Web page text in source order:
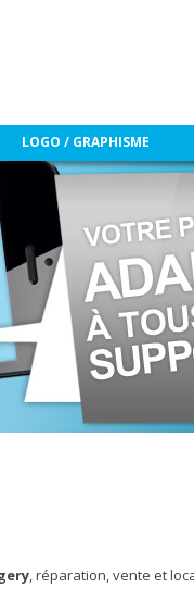
LOGO / GRAPHISME
, réparation, vente et